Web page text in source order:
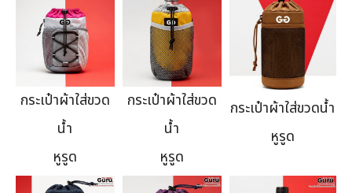
กระเป๋าผ้าใส่ขวด
น้ำ
หูรูด
กระเป๋าผ้าใส่ขวด
น้ำ
หูรูด
กระเป๋าผ้าใส่ขวดน้ำ
หูรูด